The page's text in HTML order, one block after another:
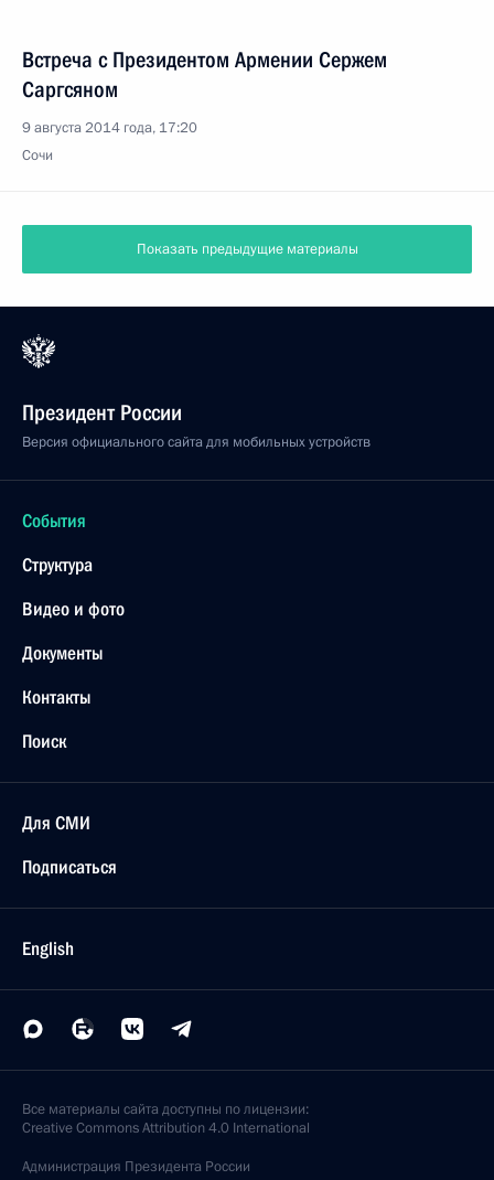
Встреча с Президентом Армении Сержем
Саргсяном
9 августа 2014 года, 17:20
Сочи
Показать предыдущие материалы
Президент России
Версия официального сайта для мобильных устройств
События
Структура
Видео и фото
Документы
Контакты
Поиск
Для СМИ
Подписаться
English
Все материалы сайта доступны по лицензии:
Creative Commons Attribution 4.0 International
Администрация Президента России